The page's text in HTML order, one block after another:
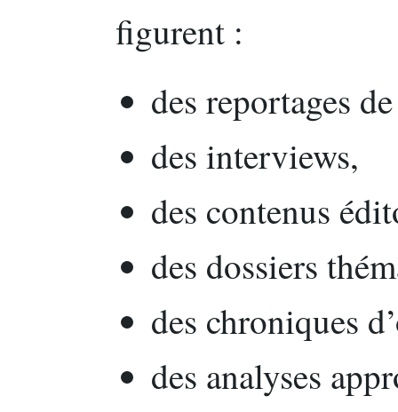
figurent :
des reportages
des interviews,
des contenus
des dossiers
des chroniques
des analyses